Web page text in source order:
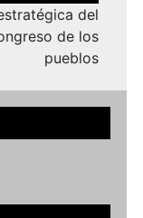
del
de los
pueblos